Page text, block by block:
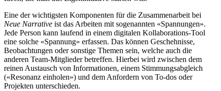
Eine der wichtigsten Komponenten für die Zusammenarbeit bei
Neue Narrative ist das Arbeiten mit sogenannten «Spannungen».
Jede Person kann laufend in einem ­digitalen Kollaborations-Tool
eine solche «Spannung» erfassen. Das können Geschehnisse,
Beobachtungen oder sonstige Themen sein, welche auch die
anderen Team-Mit­glieder betreffen. Hierbei wird zwischen dem
reinen Austausch von Informationen, einem Stimmungsabgleich
(«Resonanz einholen») und dem Anfordern von To-dos oder
Projekten unterschieden.